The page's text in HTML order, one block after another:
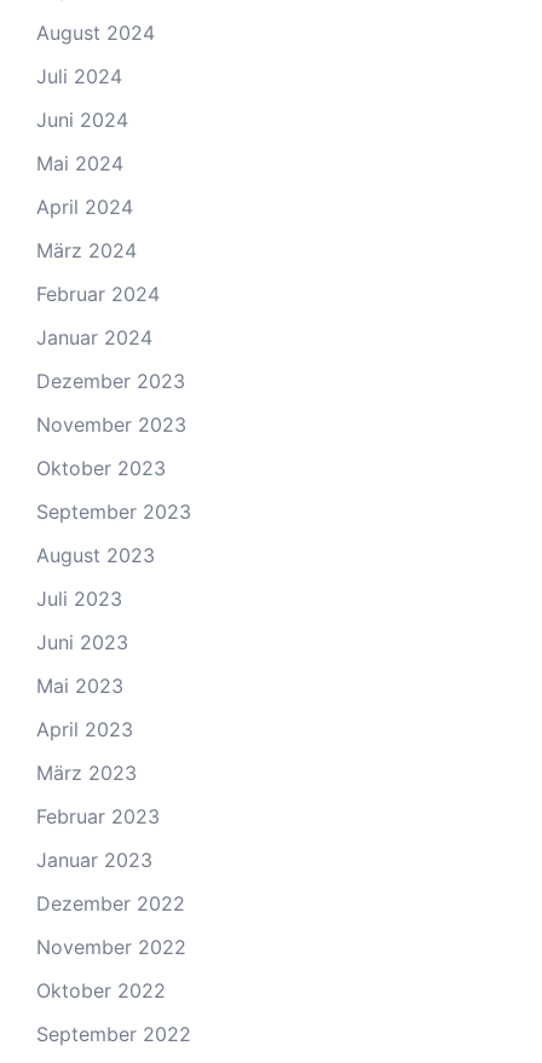
August 2024
Juli 2024
Juni 2024
Mai 2024
April 2024
März 2024
Februar 2024
Januar 2024
Dezember 2023
November 2023
Oktober 2023
September 2023
August 2023
Juli 2023
Juni 2023
Mai 2023
April 2023
März 2023
Februar 2023
Januar 2023
Dezember 2022
November 2022
Oktober 2022
September 2022